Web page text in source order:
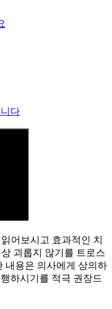
다
어보시고 효과적인 치
괴롭지 않기를 트로스
내용은 의사에게 상의하
하시기를 적극 권장드